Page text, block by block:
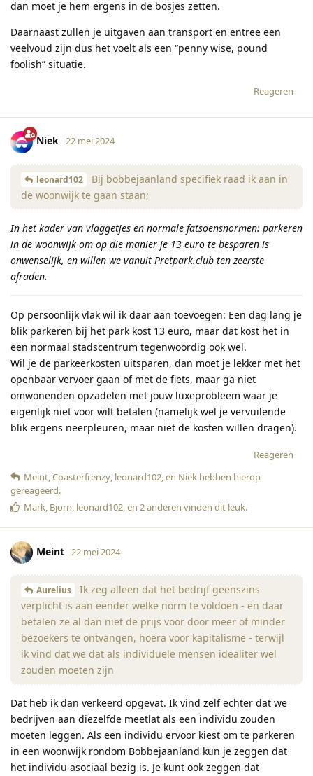
dan moet je hem ergens in de bosjes zetten.
Daarnaast zullen je uitgaven aan transport en entree een
veelvoud zijn dus het voelt als een “penny wise, pound
foolish” situatie.
Reageren
Niek 22 mei 2024
leonard102
Bij bobbejaanland specifiek raad ik aan in
de woonwijk te gaan staan;
In het kader van vlaggetjes en normale fatsoensnormen: parkeren
in de woonwijk om op die manier je 13 euro te besparen is
onwenselijk, en willen we vanuit Pretpark.club ten zeerste
afraden.
Op persoonlijk vlak wil ik daar aan toevoegen: Een dag lang je
blik parkeren bij het park kost 13 euro, maar dat kost het in
een normaal stadscentrum tegenwoordig ook wel.
Wil je de parkeerkosten uitsparen, dan moet je lekker met het
openbaar vervoer gaan of met de fiets, maar ga niet
omwonenden opzadelen met jouw luxeprobleem waar je
eigenlijk niet voor wilt betalen (namelijk wel je vervuilende
blik ergens neerpleuren, maar niet de kosten willen dragen).
Reageren
Meint,Coasterfrenzy, leonard102, en Niek hebben hierop
gereageerd.
Mark, Bjorn, leonard102, en 2anderen vinden dit leuk.
Meint 22 mei 2024
Aurelius
Ik zeg alleen dat het bedrijf geenszins
verplicht is aan eender welke norm te voldoen - en daar
betalen ze al dan niet de prijs voor door meer of minder
bezoekers te ontvangen, hoera voor kapitalisme - terwijl
ik vind dat we dat als individuele mensen idealiter wel
zouden moeten zijn
Dat heb ik dan verkeerd opgevat. Ik vind zelf echter dat we
bedrijven aan diezelfde meetlat als een individu zouden
moeten leggen. Als een individu ervoor kiest om te parkeren
in een woonwijk rondom Bobbejaanland kun je zeggen dat
het individu asociaal bezig is. Je kunt ook zeggen dat